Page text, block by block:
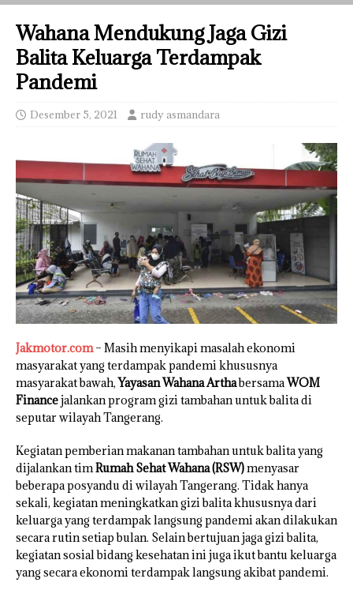
Wahana Mendukung Jaga Gizi
Balita Keluarga Terdampak
Pandemi
Desember 5, 2021 rudy asmandara
Jakmotor.com– Masih menyikapi masalah ekonomi
masyarakat yang terdampak pandemi khususnya
masyarakat bawah,Yayasan Wahana ArthabersamaWOM
Financejalankan program gizi tambahan untuk balita di
seputar wilayah Tangerang.
Kegiatan pemberian makanan tambahan untuk balita yang
dijalankan timRumah Sehat Wahana (RSW)menyasar
beberapa posyandu di wilayah Tangerang. Tidak hanya
sekali, kegiatan meningkatkan gizi balita khususnya dari
keluarga yang terdampak langsung pandemi akan dilakukan
secara rutin setiap bulan. Selain bertujuan jaga gizi balita,
kegiatan sosial bidang kesehatan ini juga ikut bantu keluarga
yang secara ekonomi terdampak langsung akibat pandemi.